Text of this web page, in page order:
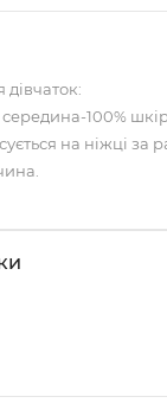
дівчаток:
100%
на ніжці за